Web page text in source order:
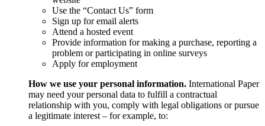
Use the “Contact Us” form
Sign up for email alerts
Attend a hosted event
Provide information for making a purchase, reporting a
problem or participating in online surveys
Apply for employment
How we use your personal information. International Paper
may need your personal data to fulfill a contractual
relationship with you, comply with legal obligations or pursue
a legitimate interest – for example, to: